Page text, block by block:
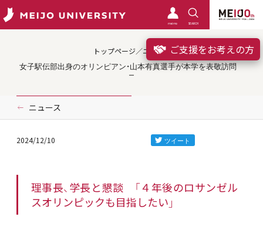
meimo SEARCH
ご支援をお考えの方
トップページ／ニュース
女子駅伝部出身のオリンピアン・山本有真選手が本学を表敬訪問
ニュース
2024/12/10
理事長、学長と懇談 「４年後のロサンゼル
スオリンピックも目指したい」